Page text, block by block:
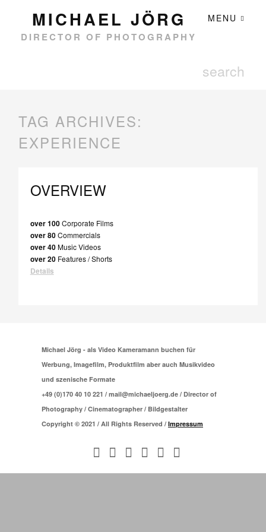
MICHAEL JÖRG
DIRECTOR OF PHOTOGRAPHY
MENU
TAG ARCHIVES:
EXPERIENCE
OVERVIEW
over 100Corporate Films
over 80Commercials
over 40Music Videos
over 20Features / Shorts
Details
Michael Jörg - als Video Kameramann buchen für
Werbung, Imagefilm, Produktfilm aber auch Musikvideo
und szenische Formate
+49 (0)170 40 10 221 / mail@michaeljoerg.de / Director of
Photography / Cinematographer / Bildgestalter
Copyright © 2021 / All Rights Reserved / Impressum